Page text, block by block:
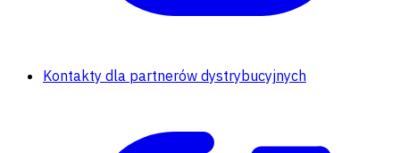
Kontakty dla partnerów dystrybucyjnych